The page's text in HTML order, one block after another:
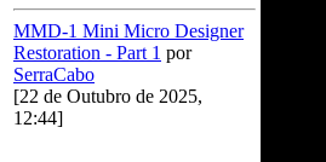
MMD-1 Mini Micro Designer
Restoration - Part 1 por
SerraCabo
[22 de Outubro de 2025,
12:44]